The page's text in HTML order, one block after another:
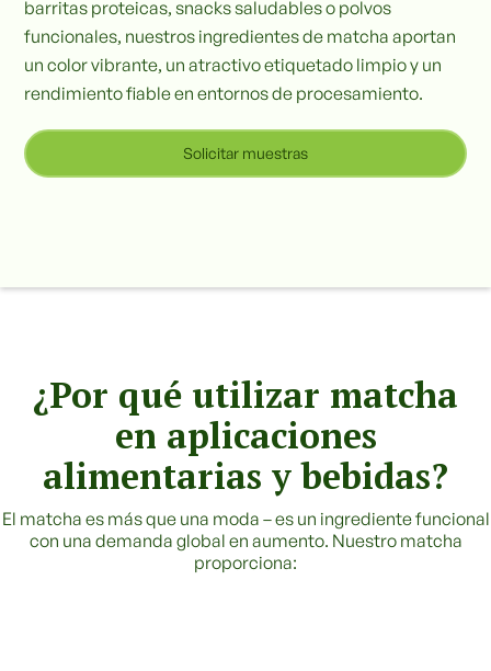
barritas proteicas, snacks saludables o polvos
funcionales, nuestros ingredientes de matcha aportan
un color vibrante, un atractivo etiquetado limpio y un
rendimiento fiable en entornos de procesamiento.
Solicitar muestras
¿Por qué utilizar matcha
en aplicaciones
alimentarias y bebidas?
El matcha es más que una moda – es un ingrediente funcional
con una demanda global en aumento. Nuestro matcha
proporciona: